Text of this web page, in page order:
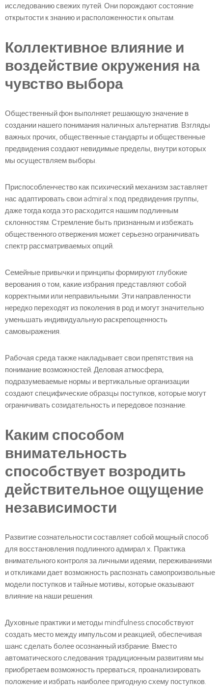
исследованию свежих путей. Они порождают состояние
открытости к знанию и расположенности к опытам.
Коллективное влияние и
воздействие окружения на
чувство выбора
Общественный фон выполняет решающую значение в
создании нашего понимания наличных альтернатив. Взгляды
важных прочих, общественные стандарты и общественные
предвидения создают невидимые пределы, внутри которых
мы осуществляем выборы.
Приспособленчество как психический механизм заставляет
нас адаптировать свои admiral x под предвидения группы,
даже тогда когда это расходится нашим подлинным
склонностям. Стремление быть признанным и избежать
общественного отвержения может серьезно ограничивать
спектр рассматриваемых опций.
Семейные привычки и принципы формируют глубокие
верования о том, какие избрания представляют собой
корректными или неправильными. Эти направленности
нередко переходят из поколения в род и могут значительно
уменьшать индивидуальную раскрепощенность
самовыражения.
Рабочая среда также накладывает свои препятствия на
понимание возможностей. Деловая атмосфера,
подразумеваемые нормы и вертикальные организации
создают специфические образцы поступков, которые могут
ограничивать созидательность и передовое познание.
Каким способом
внимательность
способствует возродить
действительное ощущение
независимости
Развитие сознательности составляет собой мощный способ
для восстановления подлинного адмирал х. Практика
внимательного контроля за личными идеями, переживаниями
и откликами дает возможность распознать самопроизвольные
модели поступков и тайные мотивы, которые оказывают
влияние на наши решения.
Духовные практики и методы mindfulness способствуют
создать место между импульсом и реакцией, обеспечивая
шанс сделать более осознанный избрание. Вместо
автоматического следования традиционным развитиям мы
приобретаем возможность прерваться, проанализировать
положение и избрать наиболее пригодную схему поступков.